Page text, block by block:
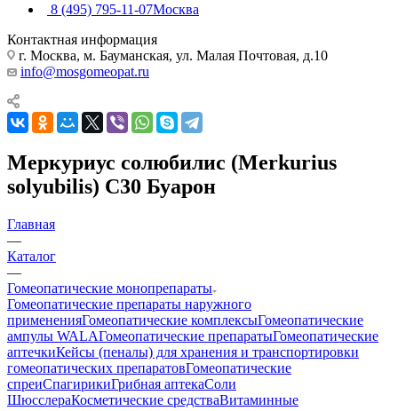
8 (495) 795-11-07Москва
Контактная информация
г. Москва, м. Бауманская, ул. Малая Почтовая, д.10
info@mosgomeopat.ru
Меркуриус солюбилис (Merkurius
solyubilis) C30 Буарон
Главная
—
Каталог
—
Гомеопатические монопрепараты
Гомеопатические препараты наружного
примененияГомеопатические комплексыГомеопатические
ампулы WALAГомеопатические препаратыГомеопатические
аптечкиКейсы (пеналы) для хранения и транспортировки
гомеопатических препаратовГомеопатические
спреиСпагирикиГрибная аптекаСоли
ШюсслераКосметические средстваВитаминные